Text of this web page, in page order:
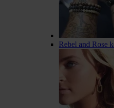
Rebel and Rose